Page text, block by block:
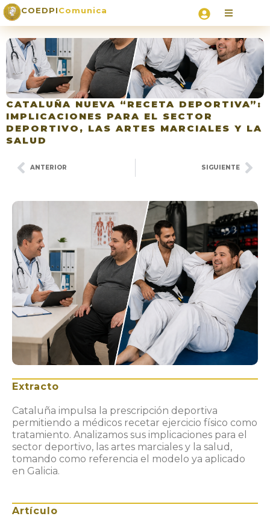
COEDPIComunica
CATALUÑA NUEVA “RECETA DEPORTIVA”:
IMPLICACIONES PARA EL SECTOR
DEPORTIVO, LAS ARTES MARCIALES Y LA
SALUD
ANTERIOR SIGUIENTE
Extracto
Cataluña impulsa la prescripción deportiva
permitiendo a médicos recetar ejercicio físico como
tratamiento. Analizamos sus implicaciones para el
sector deportivo, las artes marciales y la salud,
tomando como referencia el modelo ya aplicado
en Galicia.
Artículo